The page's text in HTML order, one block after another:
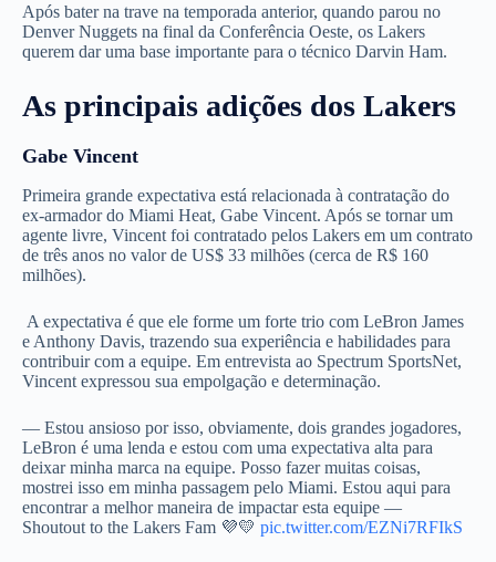
Após bater na trave na temporada anterior, quando parou no
Denver Nuggets na final da Conferência Oeste, os Lakers
querem dar uma base importante para o técnico Darvin Ham.
As principais adições dos Lakers
Gabe Vincent
Primeira grande expectativa está relacionada à contratação do
ex-armador do Miami Heat, Gabe Vincent. Após se tornar um
agente livre, Vincent foi contratado pelos Lakers em um contrato
de três anos no valor de US$ 33 milhões (cerca de R$ 160
milhões).
A expectativa é que ele forme um forte trio com LeBron James
e Anthony Davis, trazendo sua experiência e habilidades para
contribuir com a equipe. Em entrevista ao Spectrum SportsNet,
Vincent expressou sua empolgação e determinação.
— Estou ansioso por isso, obviamente, dois grandes jogadores,
LeBron é uma lenda e estou com uma expectativa alta para
deixar minha marca na equipe. Posso fazer muitas coisas,
mostrei isso em minha passagem pelo Miami. Estou aqui para
encontrar a melhor maneira de impactar esta equipe —
Shoutout to the Lakers Fam 💜💛 pic.twitter.com/EZNi7RFIkS